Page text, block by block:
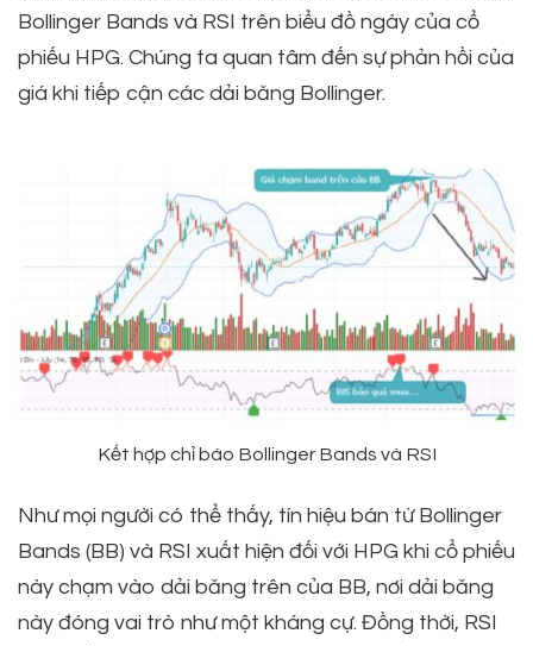
Bollinger Bands và RSI trên biểu đồ ngày của cổ
phiếu HPG. Chúng ta quan tâm đến sự phản hồi của
giá khi tiếp cận các dải băng Bollinger.
Kết hợp chỉ báo Bollinger Bands và RSI
Như mọi người có thể thấy, tín hiệu bán từ Bollinger
Bands (BB) và RSI xuất hiện đối với HPG khi cổ phiếu
này chạm vào dải băng trên của BB, nơi dải băng
này đóng vai trò như một kháng cự. Đồng thời, RSI